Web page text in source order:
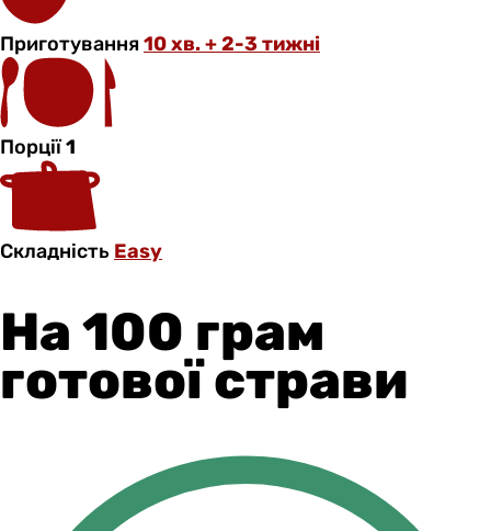
Приготування10 хв. + 2-3 тижні
Порції1
Складність Easy
На 100 грам
готової страви